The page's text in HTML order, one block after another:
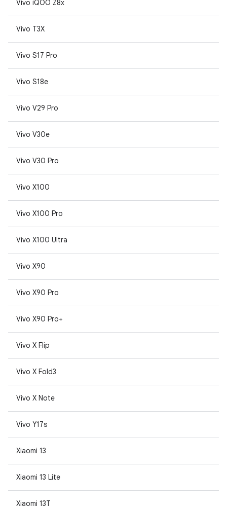
Vivo iQOO Z8x
Vivo T3X
Vivo S17 Pro
Vivo S18e
Vivo V29 Pro
Vivo V30e
Vivo V30 Pro
Vivo X100
Vivo X100 Pro
Vivo X100 Ultra
Vivo X90
Vivo X90 Pro
Vivo X90 Pro+
Vivo X Flip
Vivo X Fold3
Vivo X Note
Vivo Y17s
Xiaomi 13
Xiaomi 13 Lite
Xiaomi 13T